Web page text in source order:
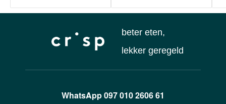
beter eten,
lekker geregeld
WhatsApp097 010 2606 61